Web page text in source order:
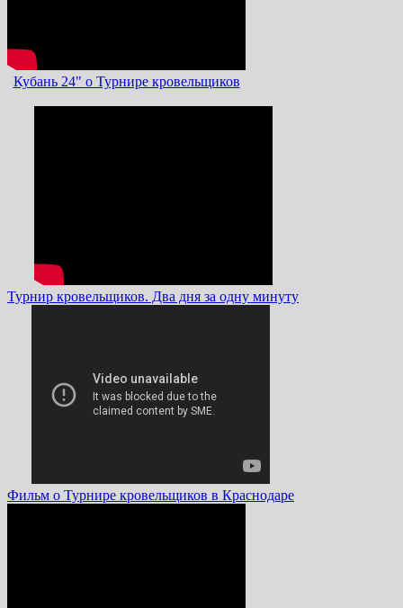
Кубань 24" о Турнире кровельщиков
Турнир кровельщиков. Два дня за одну минуту
Фильм о Турнире кровельщиков в Краснодаре